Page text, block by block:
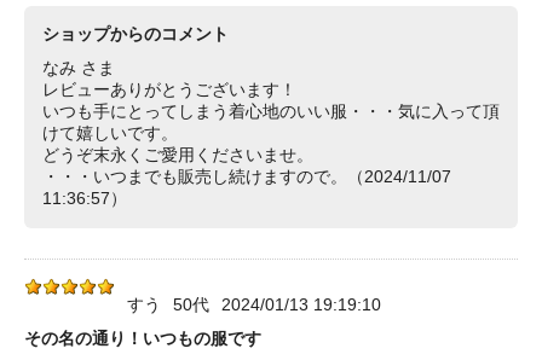
ショップからのコメント
なみ さま
レビューありがとうございます！
いつも手にとってしまう着心地のいい服・・・気に入って頂
けて嬉しいです。
どうぞ末永くご愛用くださいませ。
・・・いつまでも販売し続けますので。（2024/11/07
11:36:57）
すう 50代
2024/01/13 19:19:10
その名の通り！いつもの服です